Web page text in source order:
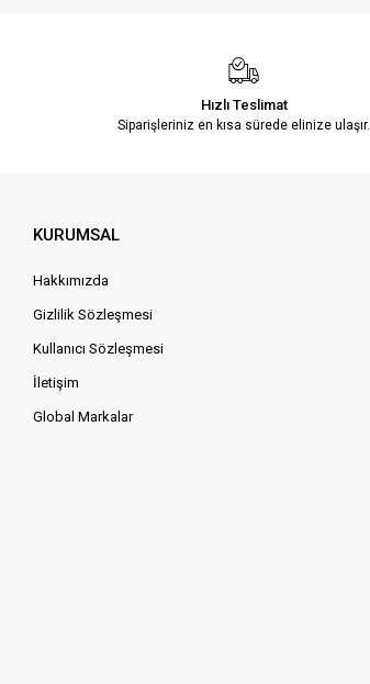
Hızlı Teslimat
Siparişleriniz en kısa sürede elinize ulaşır.
KURUMSAL
Hakkımızda
Gizlilik Sözleşmesi
Kullanıcı Sözleşmesi
İletişim
Global Markalar